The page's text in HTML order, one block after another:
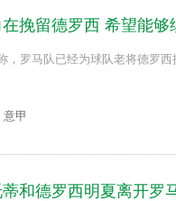
挽留德罗西 希望能够
，罗马队已经为球队老将德罗
意甲
和德罗西明夏离开罗